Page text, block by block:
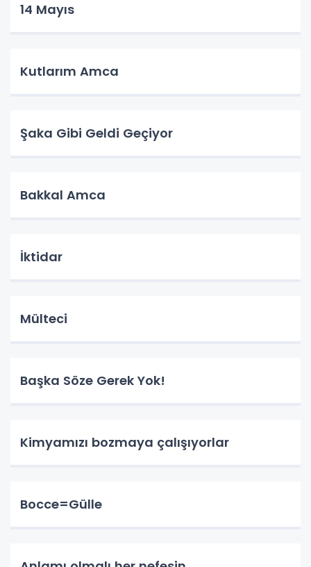
14 Mayıs
Kutlarım Amca
Şaka Gibi Geldi Geçiyor
Bakkal Amca
İktidar
Mülteci
Başka Söze Gerek Yok!
Kimyamızı bozmaya çalışıyorlar
Bocce=Gülle